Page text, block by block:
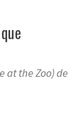
at the Zoo) de